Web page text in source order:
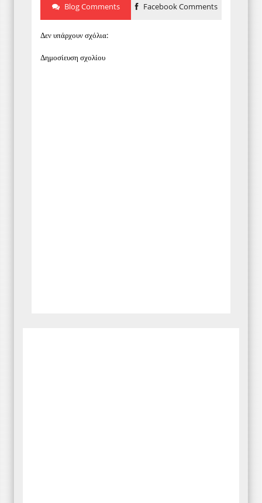
Blog Comments Facebook Comments
Δεν υπάρχουν σχόλια:
Δημοσίευση σχολίου